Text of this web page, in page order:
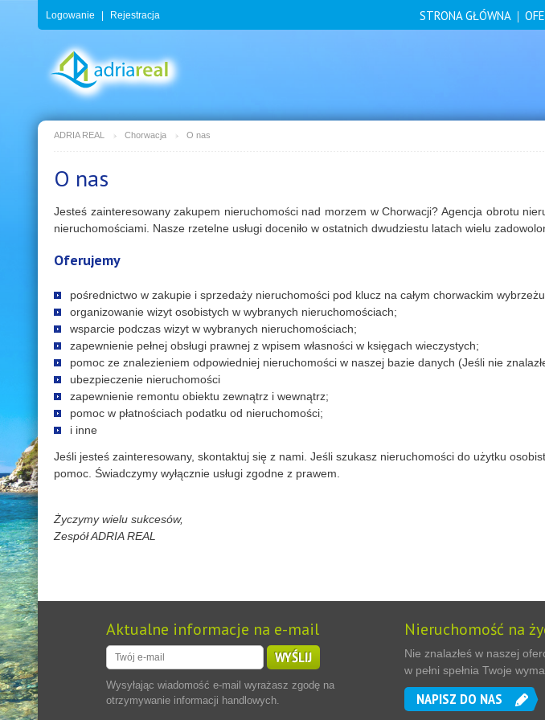
Logowanie | Rejestracja STRONA GŁÓWNA
ADRIA REAL Chorwacja O nas
O nas
Jesteś zainteresowany zakupem nieruchomości nad morzem w Chorwacji? Agencja obrotu
nieruchomościami. Nasze rzetelne usługi doceniło w ostatnich dwudziestu latach wielu
Oferujemy
pośrednictwo w zakupie i sprzedaży nieruchomości pod klucz na całym chorwackim
organizowanie wizyt osobistych w wybranych nieruchomościach;
wsparcie podczas wizyt w wybranych nieruchomościach;
zapewnienie pełnej obsługi prawnej z wpisem własności w księgach wieczystych;
pomoc ze znalezieniem odpowiedniej nieruchomości w naszej bazie danych (Jeśli nie
ubezpieczenie nieruchomości
zapewnienie remontu obiektu zewnątrz i wewnątrz;
pomoc w płatnościach podatku od nieruchomości;
i inne
Jeśli jesteś zainteresowany, skontaktuj się z nami. Jeśli szukasz nieruchomości do użytku
pomoc. Świadczymy wyłącznie usługi zgodne z prawem.
Życzymy wielu sukcesów,
Zespół ADRIA REAL
Aktualne informacje na e-mail
WYŚLIJ
Wysyłając wiadomość e-mail wyrażasz zgodę na
otrzymywanie informacji handlowych.
Nieruchomość na
Nie znalazłeś w naszej
w pełni spełnia Twoje
NAPISZ DO NAS